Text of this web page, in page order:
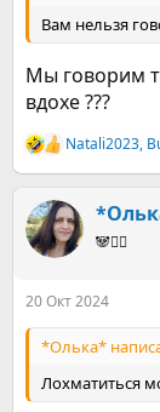
Вам нельзя
Мы говорим
вдохе ???
Р
е
к
ц
и
Natali2023,
🐼🤸‍♀️
20 Окт 2024
*Олька*
Лохматиться